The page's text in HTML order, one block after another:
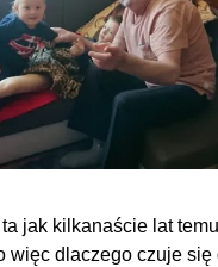
jak kilkanaście lat
więc dlaczego czuje się